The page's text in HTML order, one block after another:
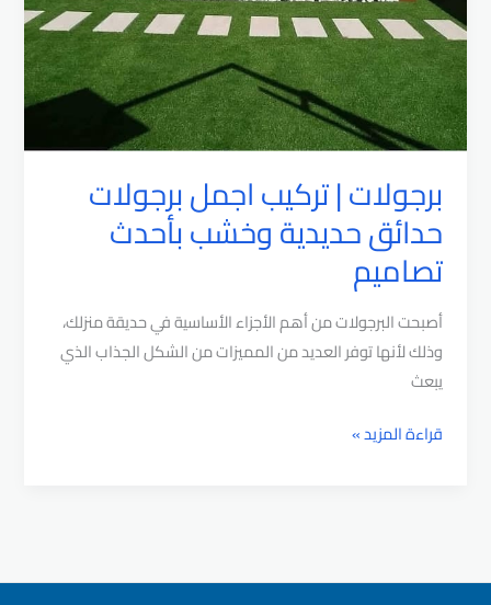
برجولات | تركيب اجمل برجولات
حدائق حديدية وخشب بأحدث
تصاميم
أصبحت البرجولات من أهم الأجزاء الأساسية في حديقة منزلك،
وذلك لأنها توفر العديد من المميزات من الشكل الجذاب الذي
يبعث
برجولات
حدائق
قراءة المزيد »